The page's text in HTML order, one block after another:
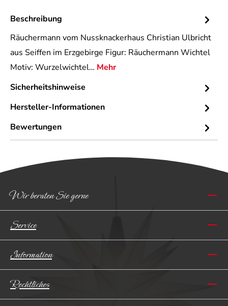
Beschreibung
Räuchermann vom Nussknackerhaus Christian Ulbricht
aus Seiffen im Erzgebirge Figur: Räuchermann Wichtel
Motiv: Wurzelwichtel… Mehr
Sicherheitshinweise
Hersteller-Informationen
Bewertungen
Wir beraten Sie gerne
Service
Information
Rechtliches